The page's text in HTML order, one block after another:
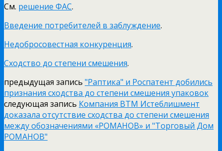
См. решение ФАС.
Введение потребителей в заблуждение.
Недобросовестная конкуренция.
Сходство до степени смешения.
предыдущая запись "Раптика" и Роспатент добились
признания сходства до степени смешения упаковок
следующая запись Компания ВТМ Истеблишмент
доказала отсутствие сходства до степени смешения
между обозначениями «РОМАНОВ» и "Торговый Дом
РОМАНОВ"